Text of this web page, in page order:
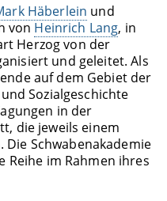
Häberlein und
von Heinrich Lang, in
Herzog von der
und geleitet. Als
auf dem Gebiet der
Sozialgeschichte
in der
die jeweils einem
Schwabenakademie
Reihe im Rahmen ihres